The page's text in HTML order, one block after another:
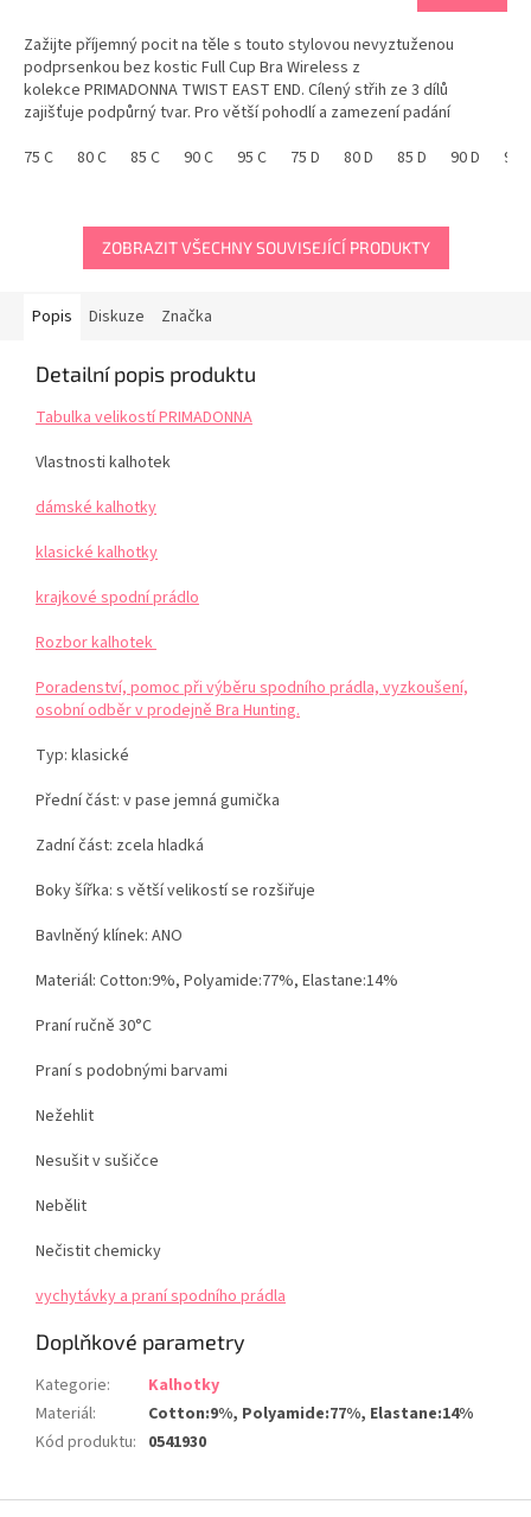
Zažijte příjemný pocit na těle s touto stylovou nevyztuženou
podprsenkou bez kostic Full Cup Bra Wireless z
kolekce PRIMADONNA TWIST EAST END. Cílený střih ze 3 dílů
zajišťuje podpůrný tvar. Pro větší pohodlí a zamezení padání
75 C
80 C 85 C 90 C 95 C 75 D 80 D 85 D 90 D 95
ZOBRAZIT VŠECHNY SOUVISEJÍCÍ PRODUKTY
Popis Diskuze Značka
Detailní popis produktu
Tabulka velikostí PRIMADONNA
Vlastnosti kalhotek
dámské kalhotky
klasické kalhotky
krajkové spodní prádlo
Rozbor kalhotek
Poradenství, pomoc při výběru spodního prádla, vyzkoušení,
osobní odběr v prodejně Bra Hunting.
Typ: klasické
Přední část: v pase jemná gumička
Zadní část: zcela hladká
Boky šířka: s větší velikostí se rozšiřuje
Bavlněný klínek: ANO
Materiál: Cotton:9%, Polyamide:77%, Elastane:14%
Praní ručně 30°C
Praní s podobnými barvami
Nežehlit
Nesušit v sušičce
Nebělit
Nečistit chemicky
vychytávky a praní spodního prádla
Doplňkové parametry
Kategorie:
Kalhotky
Materiál:
Cotton:9%, Polyamide:77%, Elastane:14%
Kód produktu: 0541930